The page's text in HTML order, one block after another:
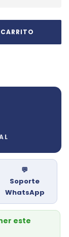
💬
Soporte
WhatsApp
este